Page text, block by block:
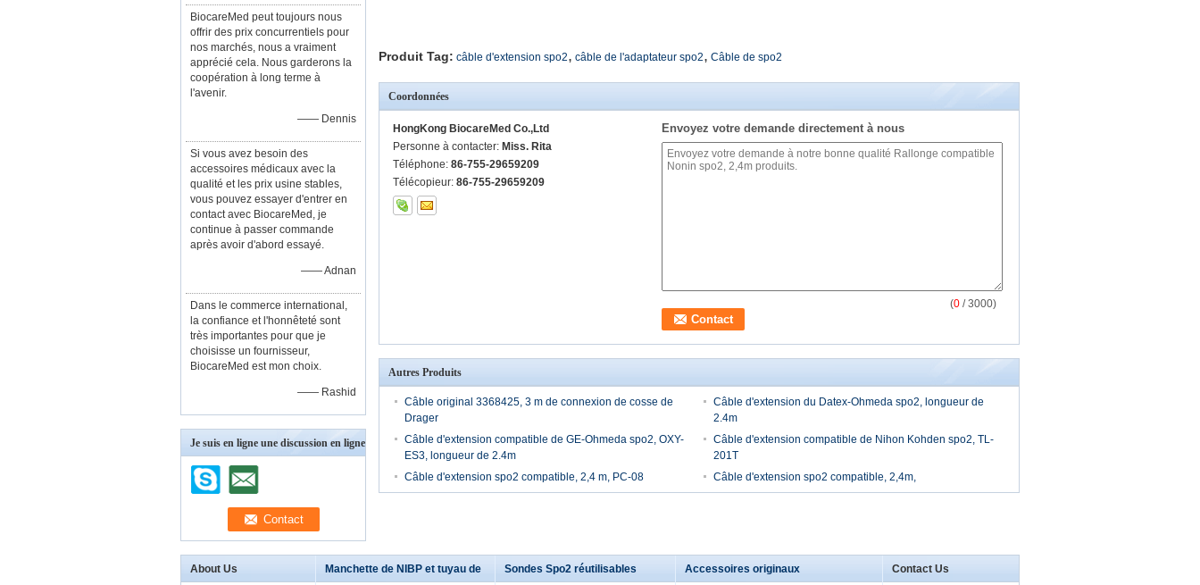
BiocareMed peut toujours nous
offrir des prix concurrentiels pour
nos marchés, nous a vraiment
apprécié cela. Nous garderons la
coopération à long terme à
l'avenir.
—— Dennis
Si vous avez besoin des
accessoires médicaux avec la
qualité et les prix usine stables,
vous pouvez essayer d'entrer en
contact avec BiocareMed, je
continue à passer commande
après avoir d'abord essayé.
—— Adnan
Dans le commerce international,
la confiance et l'honnêteté sont
très importantes pour que je
choisisse un fournisseur,
BiocareMed est mon choix.
—— Rashid
Je suis en ligne une discussion en ligne
Produit Tag: câble d'extension spo2, câble de l'adaptateur spo2, Câble de spo2
Coordonnées
HongKong BiocareMed Co.,Ltd
Personne à contacter: Miss. Rita
Téléphone: 86-755-29659209
Télécopieur: 86-755-29659209
Envoyez votre demande directement à nous
(0 / 3000)
Autres Produits
Câble original 3368425, 3 m de connexion de cosse de
Drager
Câble d'extension du Datex-Ohmeda spo2, longueur de
2.4m
Câble d'extension compatible de GE-Ohmeda spo2, OXY-
ES3, longueur de 2.4m
Câble d'extension compatible de Nihon Kohden spo2, TL-
201T
Câble d'extension spo2 compatible, 2,4 m, PC-08
Câble d'extension spo2 compatible, 2,4m,
About Us Manchette de NIBP et tuyau de Sondes Spo2 réutilisables Accessoires originaux Contact Us